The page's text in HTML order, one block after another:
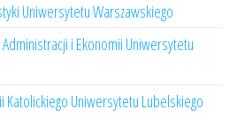
Uniwersytetu Warszawskiego
i Ekonomii Uniwersytetu
Katolickiego Uniwersytetu Lubelskiego